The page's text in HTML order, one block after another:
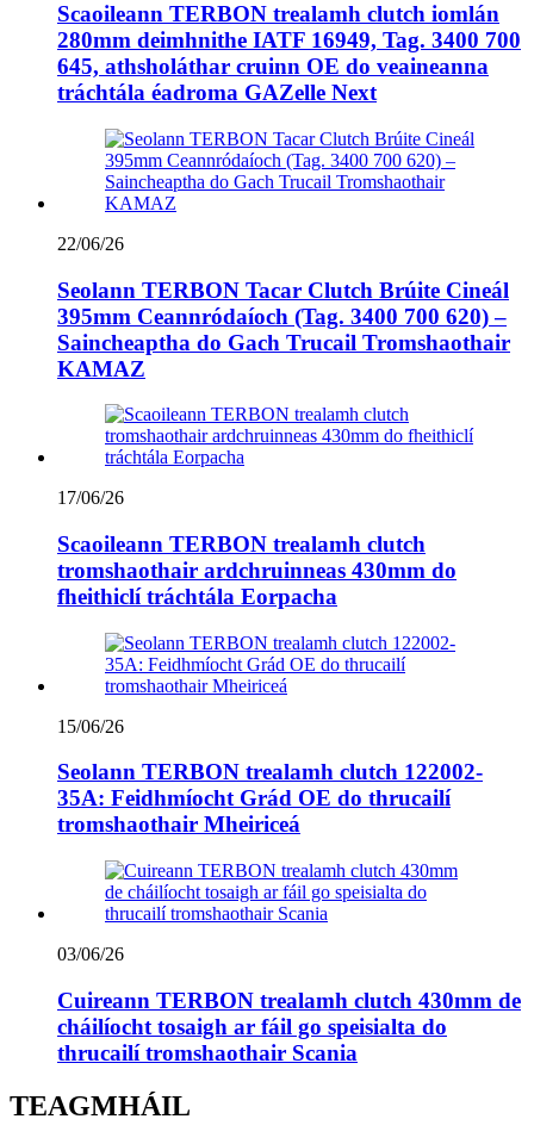
Scaoileann TERBON trealamh clutch iomlán
280mm deimhnithe IATF 16949, Tag. 3400 700
645, athsholáthar cruinn OE do veaineanna
tráchtála éadroma GAZelle Next
22/06/26
Seolann TERBON Tacar Clutch Brúite Cineál
395mm Ceannródaíoch (Tag. 3400 700 620) –
Saincheaptha do Gach Trucail Tromshaothair
KAMAZ
17/06/26
Scaoileann TERBON trealamh clutch
tromshaothair ardchruinneas 430mm do
fheithiclí tráchtála Eorpacha
15/06/26
Seolann TERBON trealamh clutch 122002-
35A: Feidhmíocht Grád OE do thrucailí
tromshaothair Mheiriceá
03/06/26
Cuireann TERBON trealamh clutch 430mm de
cháilíocht tosaigh ar fáil go speisialta do
thrucailí tromshaothair Scania
TEAGMHÁIL